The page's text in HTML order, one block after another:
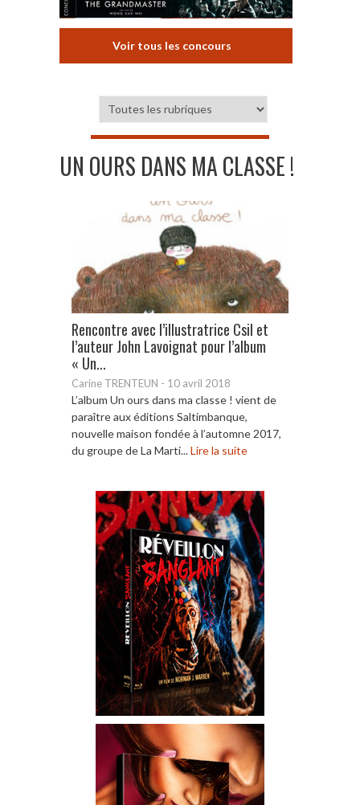
Voir tous les concours
UN OURS DANS MA CLASSE !
Rencontre avec l’illustratrice Csil et
l’auteur John Lavoignat pour l’album
« Un...
Carine TRENTEUN - 10 avril 2018
L’album Un ours dans ma classe ! vient de
paraître aux éditions Saltimbanque,
nouvelle maison fondée à l’automne 2017,
du groupe de La Marti...Lire la suite